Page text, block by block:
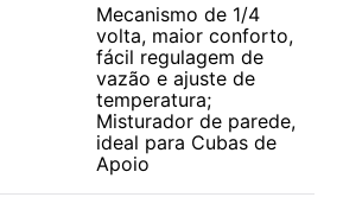
Mecanismo de 1/4
volta, maior conforto,
fácil regulagem de
vazão e ajuste de
temperatura;
Misturador de parede,
ideal para Cubas de
Apoio